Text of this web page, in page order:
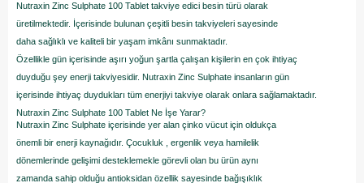
Nutraxin Zinc Sulphate 100 Tablet takviye edici besin türü olarak
üretilmektedir. İçerisinde bulunan çeşitli besin takviyeleri sayesinde
daha sağlıklı ve kaliteli bir yaşam imkânı sunmaktadır.
Özellikle gün içerisinde aşırı yoğun şartla çalışan kişilerin en çok ihtiyaç
duyduğu şey enerji takviyesidir. Nutraxin Zinc Sulphate insanların gün
içerisinde ihtiyaç duydukları tüm enerjiyi takviye olarak onlara sağlamaktadır.
Nutraxin Zinc Sulphate 100 Tablet Ne İşe Yarar?
Nutraxin Zinc Sulphate içerisinde yer alan çinko vücut için oldukça
önemli bir enerji kaynağıdır. Çocukluk , ergenlik veya hamilelik
dönemlerinde gelişimi desteklemekle görevli olan bu ürün aynı
zamanda sahip olduğu antioksidan özellik sayesinde bağışıklık